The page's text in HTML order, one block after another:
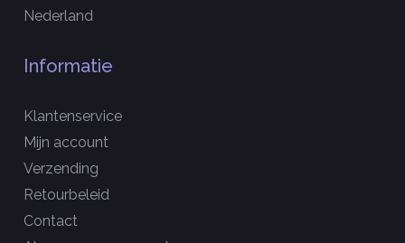
Nederland
Informatie
Klantenservice
Mijn account
Verzending
Retourbeleid
Contact